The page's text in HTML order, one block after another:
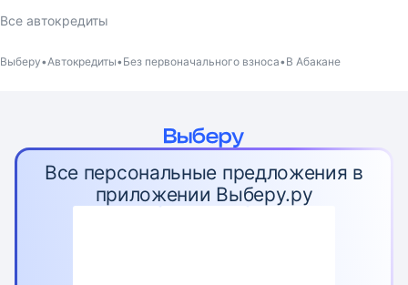
Все автокредиты
Выберу Автокредиты Без первоначального взноса В Абакане
Все персональные предложения в
приложении Выберу.ру